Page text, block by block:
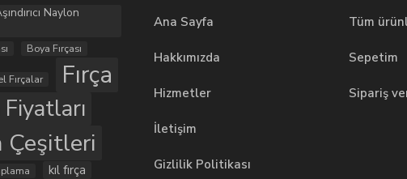
Naylon
Boya Fırçası
Fırçalar Fırça
Fiyatları
Çeşitleri
kıl fırça
Ana Sayfa
Hakkımızda
Hizmetler
İletişim
Gizlilik Politikası
Tüm
Sepetim
Sipariş